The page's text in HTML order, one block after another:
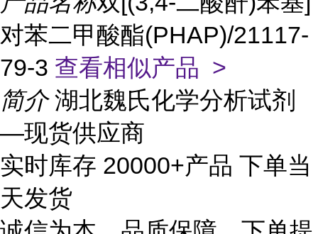
对苯二甲酸酯(PHAP)/21117-
79-3 查看相似产品 >
简介 湖北魏氏化学分析试剂
—现货供应商
实时库存 20000+产品 下单当
天发货